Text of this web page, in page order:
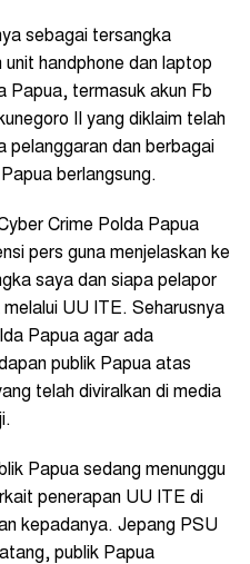
sebagai tersangka
handphone dan laptop
Papua, termasuk akun Fb
II yang diklaim telah
pelanggaran dan berbagai
berlangsung.
Crime Polda Papua
pers guna menjelaskan ke
saya dan siapa pelapor
UU ITE. Seharusnya
Papua agar ada
publik Papua atas
telah diviralkan di media
Papua sedang menunggu
penerapan UU ITE di
kepadanya. Jepang PSU
publik Papua